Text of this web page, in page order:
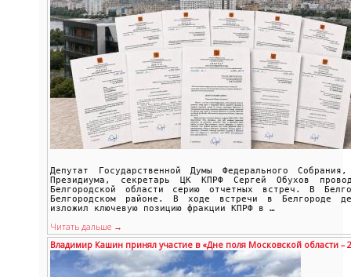
Депутат Государственной Думы Федерального
Президиума, секретарь ЦК КПРФ Сергей Обухов
Белгородской области серию отчетных встреч. В
Белгородском районе. В ходе встречи в Белгороде
изложил ключевую позицию фракции КПРФ в …
Читать дальше →
Владимир Кашин принял участие в «Дне поля Московской области –